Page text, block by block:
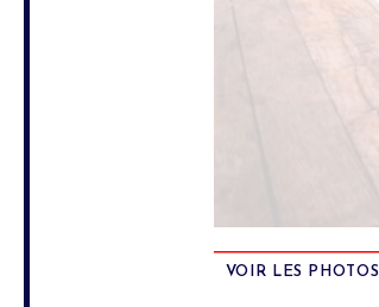
VOIR LES PHOTOS